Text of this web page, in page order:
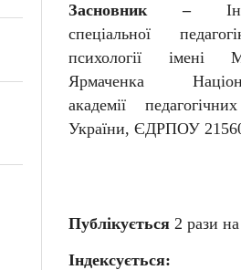
Засновник –
спеціальної
психології імені
Ярмаченка
академії
України, ЄДРПОУ
Публікується 2 рази
Індексується: